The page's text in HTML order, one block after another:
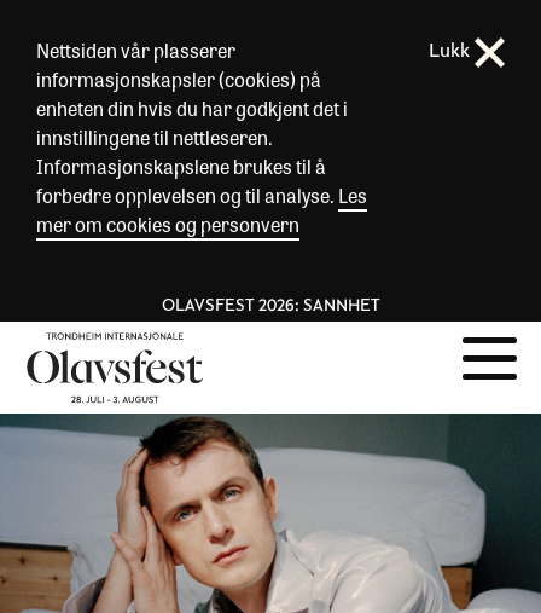
Nettsiden vår plasserer
informasjonskapsler (cookies) på
enheten din hvis du har godkjent det i
innstillingene til nettleseren.
Informasjonskapslene brukes til å
forbedre opplevelsen og til analyse. Les
mer om cookies og personvern
Lukk
OLAVSFEST 2026: SANNHET